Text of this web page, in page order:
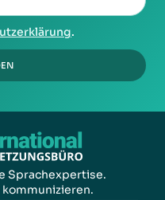
.
Sprachexpertise.